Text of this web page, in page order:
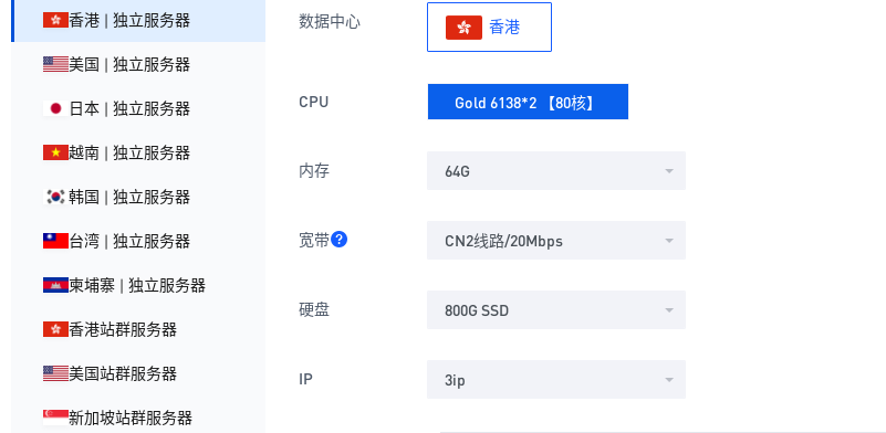
香港 | 独立服务器
美国 | 独立服务器
日本 | 独立服务器
越南 | 独立服务器
韩国 | 独立服务器
台湾 | 独立服务器
柬埔寨 | 独立服务器
香港站群服务器
美国站群服务器
新加坡站群服务器
数据中心 香港
CPU Gold 6138*2 【80核】
内存 64G
宽带 CN2线路/20Mbps
硬盘 800G SSD
IP 3ip